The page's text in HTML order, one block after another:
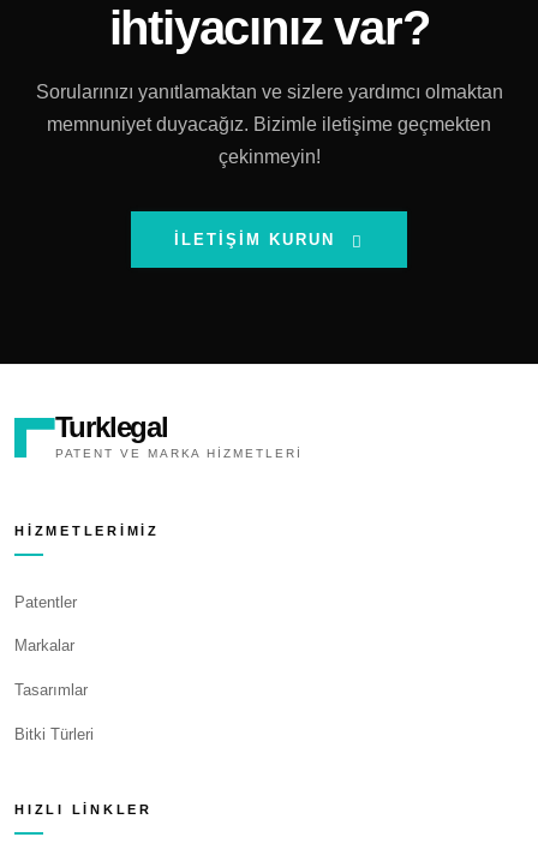
ihtiyacınız var?
Sorularınızı yanıtlamaktan ve sizlere yardımcı olmaktan
memnuniyet duyacağız. Bizimle iletişime geçmekten
çekinmeyin!
İLETIŞIM KURUN
Turklegal
PATENT VE MARKA HIZMETLERI
HIZMETLERIMIZ
Patentler
Markalar
Tasarımlar
Bitki Türleri
HIZLI LINKLER